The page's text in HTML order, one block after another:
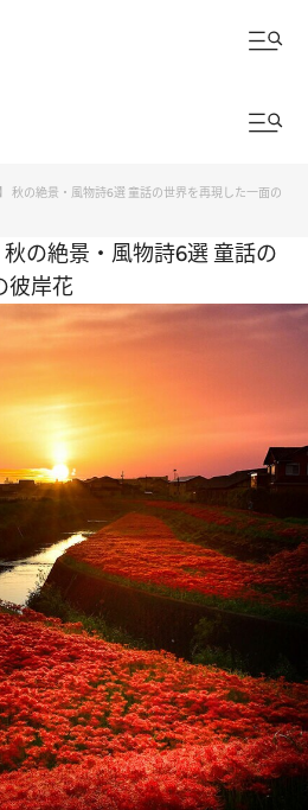
秋の絶景・風物詩6選 童話の世界を再現した一面の
彼岸花